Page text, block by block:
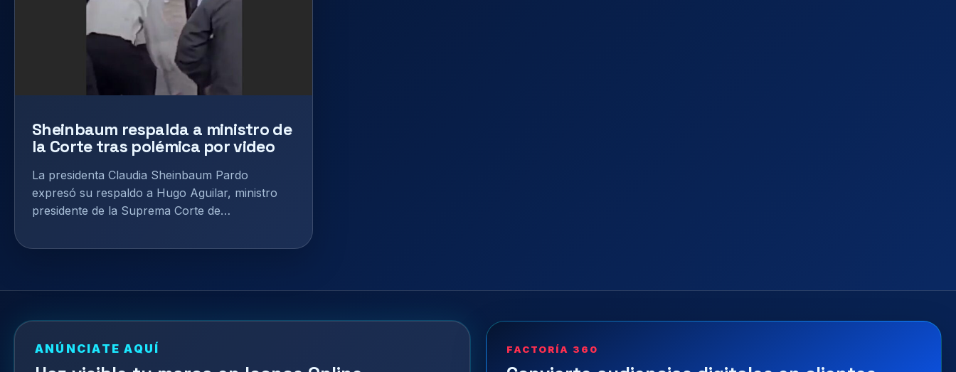
Sheinbaum respalda a ministro de
la Corte tras polémica por video
La presidenta Claudia Sheinbaum Pardo
expresó su respaldo a Hugo Aguilar, ministro
presidente de la Suprema Corte de…
ANÚNCIATE AQUÍ FACTORÍA 360